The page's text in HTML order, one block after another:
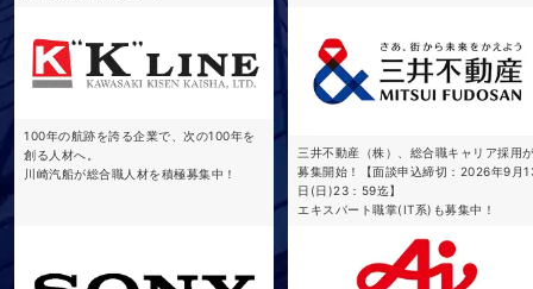
100年の航跡を誇る企業で、次の100年を
創る人材へ。
川崎汽船が総合職人材を積極募集中！
三井不動産（株）、総合職キャリア採用
募集開始！【面談申込締切：2026年9月
日(日)23：59迄】
エキスパート職掌(IT系)も募集中！